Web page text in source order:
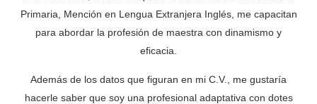
Primaria, Mención en Lengua Extranjera Inglés, me capacitan
para abordar la profesión de maestra con dinamismo y
eficacia.
Además de los datos que figuran en mi C.V., me gustaría
hacerle saber que soy una profesional adaptativa con dotes